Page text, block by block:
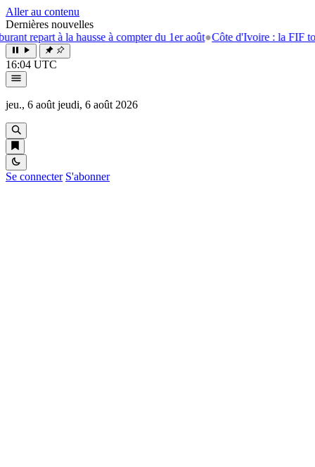
Aller au contenu
Dernières nouvelles
à la hausse à compter du 1er août●Côte d'Ivoire : la FIF tourne
16:04 UTC
jeu., 6 août jeudi, 6 août 2026
Se connecter S'abonner